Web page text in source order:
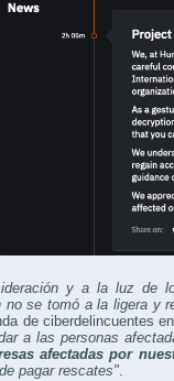
y a la luz de
se tomó a la ligera y
de ciberdelincuentes
a las personas
afectadas por
pagar rescates".